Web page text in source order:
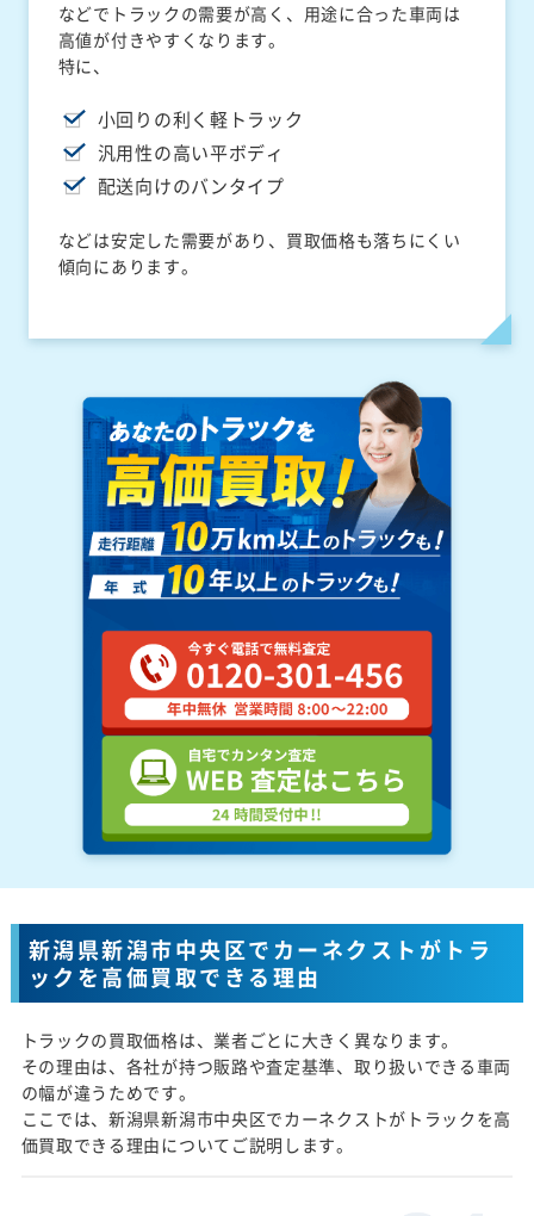
などでトラックの需要が高く、用途に合った車両は
高値が付きやすくなります。
特に、
小回りの利く軽トラック
汎用性の高い平ボディ
配送向けのバンタイプ
などは安定した需要があり、買取価格も落ちにくい
傾向にあります。
新潟県新潟市中央区でカーネクストがトラ
ックを高価買取できる理由
トラックの買取価格は、業者ごとに大きく異なります。
その理由は、各社が持つ販路や査定基準、取り扱いできる車両
の幅が違うためです。
ここでは、新潟県新潟市中央区でカーネクストがトラックを高
価買取できる理由についてご説明します。